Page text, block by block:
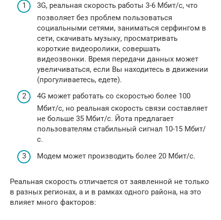
3G, реальная скорость работы 3-6 Мбит/с, что
позволяет без проблем пользоваться
социальными сетями, заниматься серфингом в
сети, скачивать музыку, просматривать
короткие видеоролики, совершать
видеозвонки. Время передачи данных может
увеличиваться, если Вы находитесь в движении
(прогуливаетесь, едете).
4G может работать со скоростью более 100
Мбит/с, но реальная скорость связи составляет
не больше 35 Мбит/с. Йота предлагает
пользователям стабильный сигнал 10-15 Мбит/
с.
Модем может производить более 20 Мбит/с.
Реальная скорость отличается от заявленной не только
в разных регионах, а и в рамках одного района, на это
влияет много факторов: